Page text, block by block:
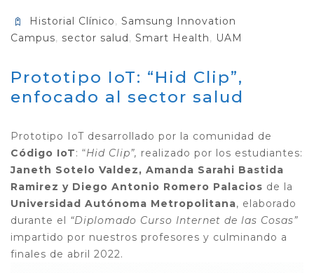
Historial Clínico, Samsung Innovation
Campus, sector salud, Smart Health, UAM
Prototipo IoT: “Hid Clip”,
enfocado al sector salud
Prototipo IoT desarrollado por la comunidad de
Código IoT: “Hid Clip”, realizado por los estudiantes:
Janeth Sotelo Valdez, Amanda Sarahi Bastida
Ramirez y Diego Antonio Romero Palacios de la
Universidad Autónoma Metropolitana, elaborado
durante el “Diplomado Curso Internet de las Cosas”
impartido por nuestros profesores y culminando a
finales de abril 2022.